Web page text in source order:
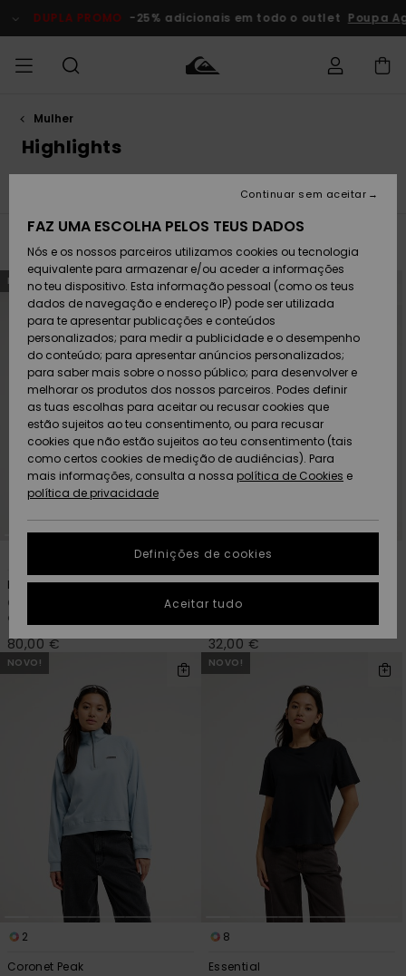
da
produtos
PROMO -25% adicionais em todo o outlet Poupa Agora
HOMEM
Calçado e
chinelos
Surfe/água
Snow
Artigos
recém-
chegados
Coleções
MENINO
Calçado e
chinelos
Surfe/água
Neve
Artigos
recém-
chegados
Highlights
MULHER
chegados
Highlights
Snow
SURF
Crianças
Highlights
Community
SNOW
Artigos
Criança
Snow Shop
Feminino
Highlights
Community
DUPLA
PROMO
Criança
Outlet
Mulher
AJUDA
Devoluções
Pagamento
Cartão
presente
Quiksilver
Freedom
Protecção de
dados
Guia de
tamanhos
conversa para
obteres a
resposta mais
rápida à tua
pergunta.
as FAQ
SUSTAINABILITY
PRESENTE
LISTA DE
Mulher
Highlights
Avançar
para
procurar
critérios
filtragem
Avançar
para
ordenar
NOVO!
Renek Polar
Camisola de velo com fecho
de correr na gola Verde Mulher
80,00 €
NOVO!
4
Standard
T-shirt de manga curta Branco
32,00 €
NOVO!
2
Coronet Peak
NOVO!
8
Essential
FAZ UMA ESCOLHA PELOS TEUS DADOS
Nós e os nossos parceiros utilizamos cookies ou tecnologia
equivalente para armazenar e/ou aceder a informações
no teu dispositivo. Esta informação pessoal (como os teus
dados de navegação e endereço IP) pode ser utilizada
para te apresentar publicações e conteúdos
personalizados; para medir a publicidade e o desempenho
do conteúdo; para apresentar anúncios personalizados;
para saber mais sobre o nosso público; para desenvolver e
melhorar os produtos dos nossos parceiros. Podes definir
as tuas escolhas para aceitar ou recusar cookies que
estão sujeitos ao teu consentimento, ou para recusar
cookies que não estão sujeitos ao teu consentimento (tais
como certos cookies de medição de audiências). Para
mais informações, consulta a nossa política de Cookies e
política de privacidade
Definições de cookies
Continuar sem aceitar
Aceitar tudo